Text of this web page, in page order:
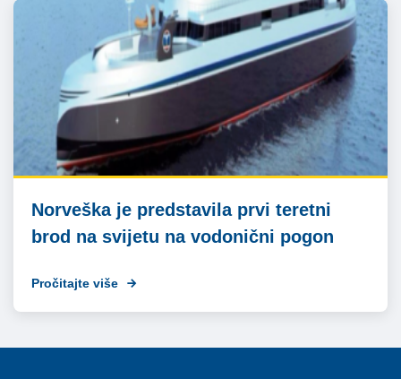
Norveška je predstavila prvi teretni
brod na svijetu na vodonični pogon
Pročitajte više